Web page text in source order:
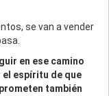
se van a vender
en ese camino
espíritu de que
también